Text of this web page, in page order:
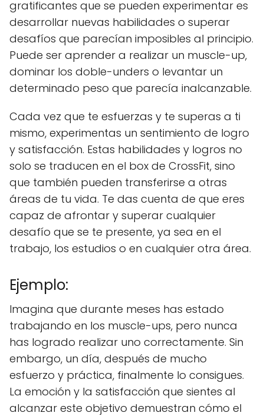
gratificantes que se pueden experimentar es
desarrollar nuevas habilidades o superar
desafíos que parecían imposibles al principio.
Puede ser aprender a realizar un muscle-up,
dominar los doble-unders o levantar un
determinado peso que parecía inalcanzable.
Cada vez que te esfuerzas y te superas a ti
mismo, experimentas un sentimiento de logro
y satisfacción. Estas habilidades y logros no
solo se traducen en el box de CrossFit, sino
que también pueden transferirse a otras
áreas de tu vida. Te das cuenta de que eres
capaz de afrontar y superar cualquier
desafío que se te presente, ya sea en el
trabajo, los estudios o en cualquier otra área.
Ejemplo:
Imagina que durante meses has estado
trabajando en los muscle-ups, pero nunca
has logrado realizar uno correctamente. Sin
embargo, un día, después de mucho
esfuerzo y práctica, finalmente lo consigues.
La emoción y la satisfacción que sientes al
alcanzar este objetivo demuestran cómo el